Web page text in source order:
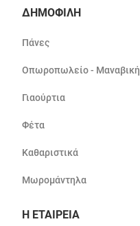
ΔΗΜΟΦΙΛΗ
Πάνες
Οπωροπωλείο - Μαναβική
Γιαούρτια
Φέτα
Καθαριστικά
Μωρομάντηλα
Η ΕΤΑΙΡΕΙΑ